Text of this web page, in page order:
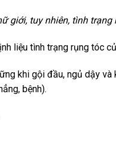
giới, tuy nhiên, tình
liệu tình trạng rụng tóc
khi gội đầu, ngủ dậy
bệnh).